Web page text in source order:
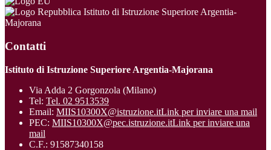
Istituto di Istruzione Superiore Argentia-
Majorana
Contatti
Istituto di Istruzione Superiore Argentia-Majorana
Via Adda 2 Gorgonzola (Milano)
Tel: Tel. 02 9513539
Email: MIIS10300X@istruzione.itLink per inviare una mail
PEC: MIIS10300X@pec.istruzione.itLink per inviare una
mail
C.F.: 91587340158